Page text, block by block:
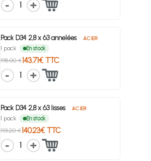
1
Pack D34 2,8 x 63 annelées ACIER
1 pack En stock
198.00 €143.71€ TTC
1
Pack D34 2,8 x 63 lisses ACIER
1 pack En stock
193.20 €140.23€ TTC
1